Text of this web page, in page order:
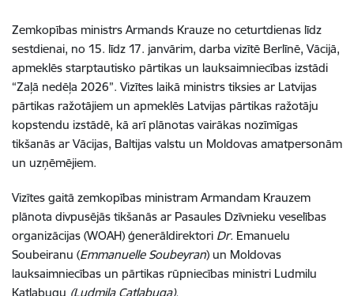
Zemkopības ministrs Armands Krauze no ceturtdienas līdz
sestdienai, no 15. līdz 17. janvārim, darba vizītē Berlīnē, Vācijā,
apmeklēs starptautisko pārtikas un lauksaimniecības izstādi
“Zaļā nedēļa 2026”. Vizītes laikā ministrs tiksies ar Latvijas
pārtikas ražotājiem un apmeklēs Latvijas pārtikas ražotāju
kopstendu izstādē, kā arī plānotas vairākas nozīmīgas
tikšanās ar Vācijas, Baltijas valstu un Moldovas amatpersonām
un uzņēmējiem.
Vizītes gaitā zemkopības ministram Armandam Krauzem
plānota divpusējās tikšanās ar Pasaules Dzīvnieku veselības
organizācijas (WOAH) ģenerāldirektori Dr. Emanuelu
Soubeiranu (Emmanuelle Soubeyran) un Moldovas
lauksaimniecības un pārtikas rūpniecības ministri Ludmilu
Katlabugu (Ludmila Catlabuga).